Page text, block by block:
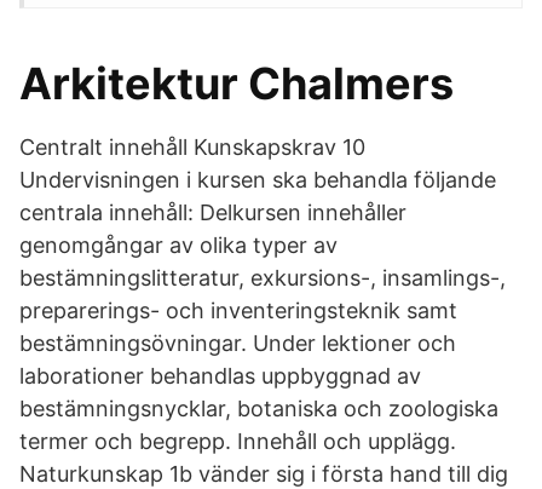
Arkitektur Chalmers
Centralt innehåll Kunskapskrav 10
Undervisningen i kursen ska behandla följande
centrala innehåll: Delkursen innehåller
genomgångar av olika typer av
bestämningslitteratur, exkursions-, insamlings-,
preparerings- och inventeringsteknik samt
bestämningsövningar. Under lektioner och
laborationer behandlas uppbyggnad av
bestämningsnycklar, botaniska och zoologiska
termer och begrepp. Innehåll och upplägg.
Naturkunskap 1b vänder sig i första hand till dig